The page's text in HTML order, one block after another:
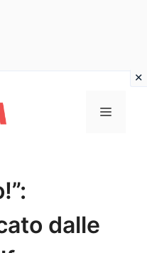
Menu
dalle